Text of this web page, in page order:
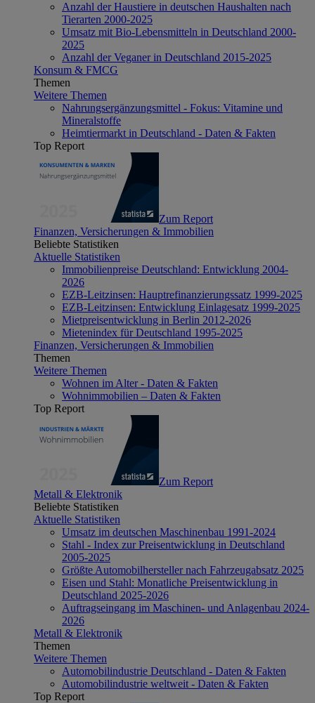
Anzahl der Haustiere in deutschen Haushalten nach
Tierarten 2000-2025
Umsatz mit Bio-Lebensmitteln in Deutschland 2000-
2025
Anzahl der Veganer in Deutschland 2015-2025
Konsum & FMCG
Themen
Weitere Themen
Nahrungsergänzungsmittel - Fokus: Vitamine und
Mineralstoffe
Heimtiermarkt in Deutschland - Daten & Fakten
Top Report
Zum Report
Finanzen, Versicherungen & Immobilien
Beliebte Statistiken
Aktuelle Statistiken
Immobilienpreise Deutschland: Entwicklung 2004-
2026
EZB-Leitzinsen: Hauptrefinanzierungssatz 1999-2025
EZB-Leitzinsen: Entwicklung Einlagesatz 1999-2025
Mietpreisentwicklung in Berlin 2012-2026
Mietenindex für Deutschland 1995-2025
Finanzen, Versicherungen & Immobilien
Themen
Weitere Themen
Wohnen im Alter - Daten & Fakten
Wohnimmobilien – Daten & Fakten
Top Report
Zum Report
Metall & Elektronik
Beliebte Statistiken
Aktuelle Statistiken
Umsatz im deutschen Maschinenbau 1991-2024
Stahl - Index zur Preisentwicklung in Deutschland
2005-2025
Größte Automobilhersteller nach Fahrzeugabsatz 2025
Eisen und Stahl: Monatliche Preisentwicklung in
Deutschland 2025-2026
Auftragseingang im Maschinen- und Anlagenbau 2024-
2026
Metall & Elektronik
Themen
Weitere Themen
Automobilindustrie Deutschland - Daten & Fakten
Automobilindustrie weltweit - Daten & Fakten
Top Report